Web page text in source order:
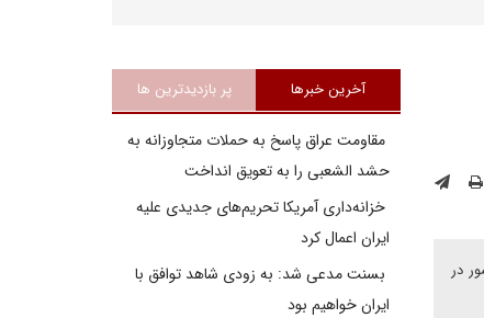
در
آخرین خبرها پر بازدیدترین ها
مقاومت عراق پاسخ به حملات متجاوزانه به
حشد الشعبی را به تعویق انداخت
خزانه‌داری آمریکا تحریم‌های جدیدی علیه
ایران اعمال کرد
بسنت مدعی شد: به زودی شاهد توافق با
ایران خواهیم بود